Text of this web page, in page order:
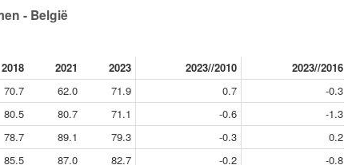
- België
2018 2021 2023 2023//2010
2023//2016
70.7 62.0 71.9 0.7
-0.3
80.5 80.7 71.1 -0.6
-1.3
78.7 89.1 79.3 -0.3
0.2
85.5 87.0 82.7 -0.2
-0.8